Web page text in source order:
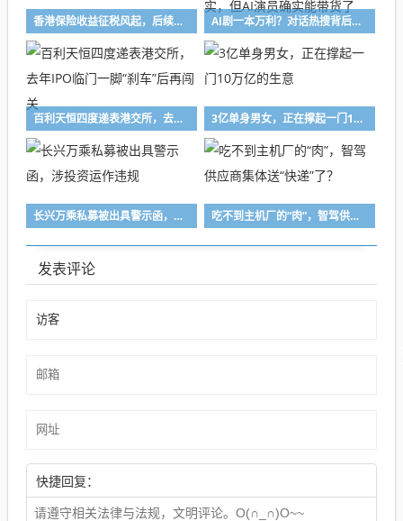
香港保险收益征税风起，后续影响几何？分析师最新研判 AI剧一本万利？对话热搜背后的团队：“4个人赚几千万”不实，但AI演员确实能带货了
百利天恒四度递表港交所，去年IPO临门一脚“刹车”后再闯关 3亿单身男女，正在撑起一门10万亿的生意
长兴万乘私募被出具警示函，涉投资运作违规 吃不到主机厂的“肉”，智驾供应商集体送“快递”了？
发表评论
快捷回复：